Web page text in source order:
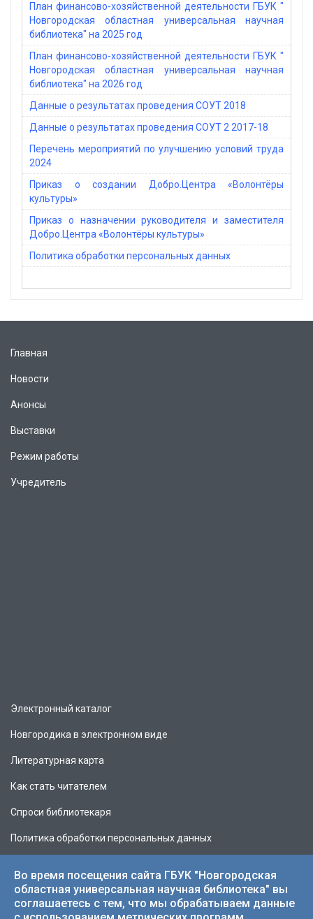
План финансово-хозяйственной деятельности ГБУК "
Новгородская областная универсальная научная
библиотека" на 2025 год
План финансово-хозяйственной деятельности ГБУК "
Новгородская областная универсальная научная
библиотека" на 2026 год
Данные о результатах проведения СОУТ 2018
Данные о результатах проведения СОУТ 2 2017-18
Перечень мероприятий по улучшению условий труда
2024
Приказ о создании Добро.Центра «Волонтёры
культуры»
Приказ о назначении руководителя и заместителя
Добро.Центра «Волонтёры культуры»
Политика обработки персональных данных
Главная
Новости
Анонсы
Выставки
Режим работы
Учредитель
Электронный каталог
Новгородика в электронном виде
Литературная карта
Как стать читателем
Спроси библиотекаря
Политика обработки персональных данных
© 2026 НОУНБ.
Во время посещения сайта ГБУК "Новгородская
областная универсальная научная библиотека" вы
соглашаетесь с тем, что мы обрабатываем данные